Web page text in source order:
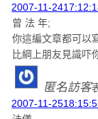
2007-11-
曾 法 年;
你這編文章都可以
比綱上朋友見識吓
匿名訪客
2007-11-